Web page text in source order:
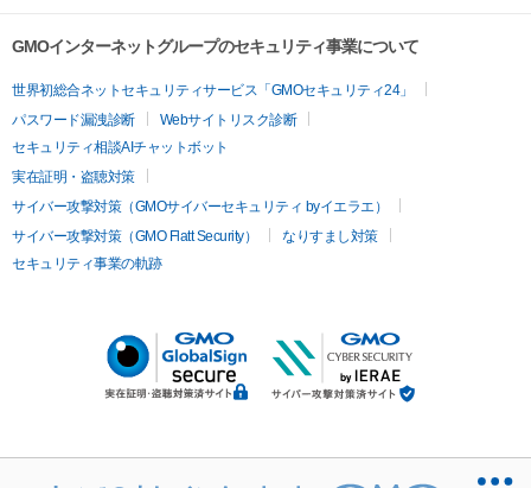
GMOインターネットグループのセキュリティ事業について
世界初総合ネットセキュリティサービス「GMOセキュリティ24」
パスワード漏洩診断
Webサイトリスク診断
セキュリティ相談AIチャットボット
実在証明・盗聴対策
サイバー攻撃対策（GMOサイバーセキュリティ byイエラエ）
サイバー攻撃対策（GMO Flatt Security）
なりすまし対策
セキュリティ事業の軌跡